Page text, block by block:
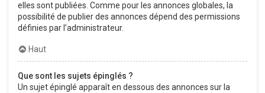
elles sont publiées. Comme pour les annonces globales, la
possibilité de publier des annonces dépend des permissions
définies par l’administrateur.
Haut
Que sont les sujets épinglés ?
Un sujet épinglé apparaît en dessous des annonces sur la